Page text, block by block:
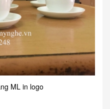
ML in logo